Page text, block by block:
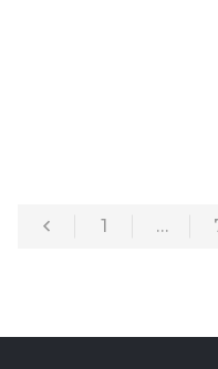
1 …